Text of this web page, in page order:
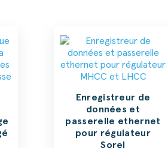
Enregistreur de
données et
passerelle ethernet
pour régulateur
Sorel